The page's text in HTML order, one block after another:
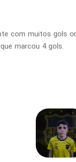
com muitos gols
marcou 4 gols.